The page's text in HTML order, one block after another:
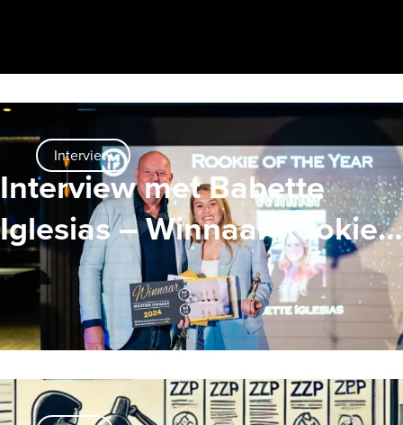
Interview
Interview met Babette
Iglesias – Winnaar Rookie
of the Year